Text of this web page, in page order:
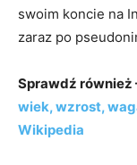
swoim koncie na
zaraz po
Sprawdź również
wiek, wzrost,
Wikipedia